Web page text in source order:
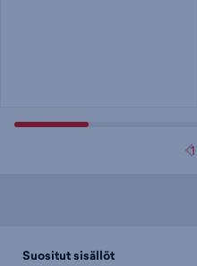
1
Suositut sisällöt